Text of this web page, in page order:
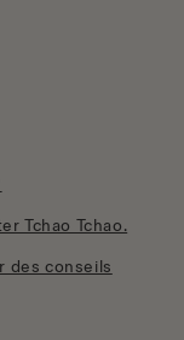
Tchao Tchao.
des conseils